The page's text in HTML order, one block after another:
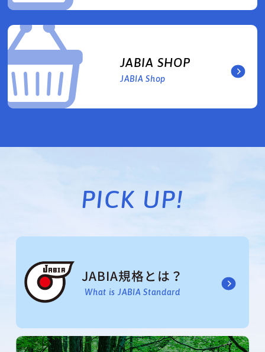
JABIA SHOP
JABIA Shop
PICK UP!
JABIA規格とは？
What is JABIA Standard